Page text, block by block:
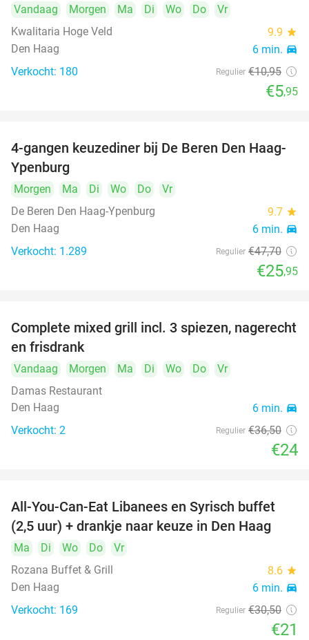
Vandaag Morgen Ma Di Wo Do
Vr
Kwalitaria Hoge Veld
9.9 star
Den Haag 6 min. directions_car
Verkocht: 180 Regulier €10,95
€5,95
46%
4-gangen keuzediner bij De Beren Den Haag-
Ypenburg
Morgen Ma Di Wo Do
Vr
De Beren Den Haag-Ypenburg
9.7 star
Den Haag 6 min. directions_car
Verkocht: 1.289 Regulier €47,70
€25,95
34%
Complete mixed grill incl. 3 spiezen, nagerecht
en frisdrank
Vandaag Morgen Ma Di Wo Do
Vr
Damas Restaurant
Den Haag
6 min. directions_car
Verkocht: 2 Regulier €36,50
€24
31%
All-You-Can-Eat Libanees en Syrisch buffet
(2,5 uur) + drankje naar keuze in Den Haag
Ma Di Wo Do
Vr
Rozana Buffet & Grill
8.6 star
Den Haag 6 min. directions_car
Verkocht: 169 Regulier €30,50
€21